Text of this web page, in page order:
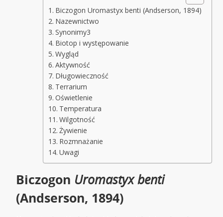
Biczogon Uromastyx benti (Andserson, 1894)
Nazewnictwo
Synonimy3
Biotop i występowanie
Wygląd
Aktywność
Długowieczność
Terrarium
Oświetlenie
Temperatura
Wilgotność
Żywienie
Rozmnażanie
Uwagi
Biczogon Uromastyx benti
(Andserson, 1894)